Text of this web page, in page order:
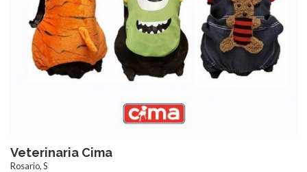
Veterinaria Cima
Rosario, S